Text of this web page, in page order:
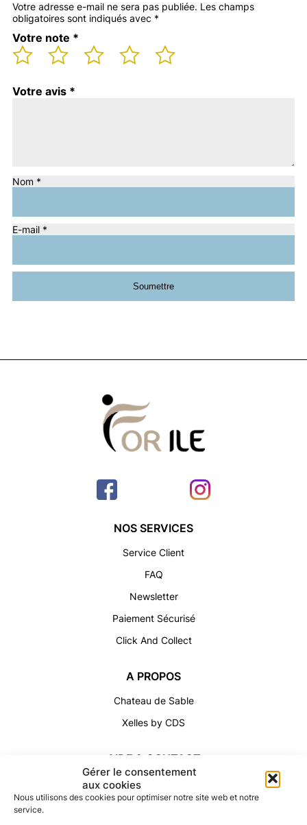
Gérer le consentement
aux cookies
Nous utilisons des cookies pour optimiser notre site web et notre
service.
Votre adresse e-mail ne sera pas publiée. Les champs
obligatoires sont indiqués avec *
Votre note *
Votre avis *
Nom *
E-mail *
NOS SERVICES
Service Client
FAQ
Newsletter
Paiement Sécurisé
Click And Collect
A PROPOS
Chateau de Sable
Xelles by CDS
AIDE & CONTACT
Politique de cookies
Conditions Générales